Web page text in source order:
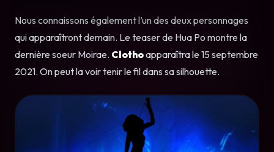
Nous connaissons également l’un des deux personnages
qui apparaîtront demain. Le teaser de Hua Po montre la
dernière soeur Moirae. Clothoapparaîtra le 15 septembre
2021. On peut la voir tenir le fil dans sa silhouette.